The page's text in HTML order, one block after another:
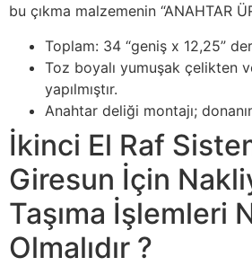
bu çıkma malzemenin “ANAHTAR
Toplam: 34 “geniş x 12,25”
Toz boyalı yumuşak çelikten
yapılmıştır.
Anahtar deliği montajı;
İkinci El Raf
Giresun İçin
Taşıma İşlemleri
Olmalıdır ?